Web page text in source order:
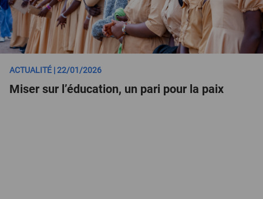
ACTUALITÉ | 22/01/2026
Miser sur l’éducation, un pari pour la paix